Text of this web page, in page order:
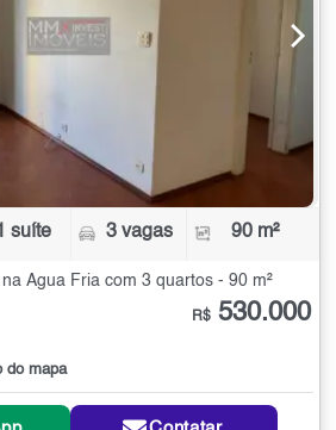
suíte 3 vagas 90 m²
Água Fria com 3 quartos - 90 m²
do mapa
R$ 530.000